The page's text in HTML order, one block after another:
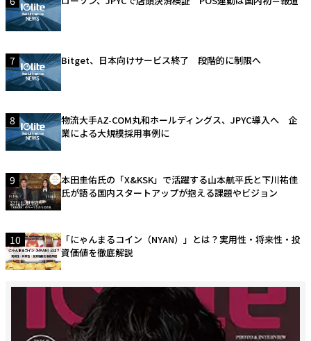
7 Bitget、日本向けサービス終了 段階的に制限へ
8
物流大手AZ-COM丸和ホールディングス、JPYC導入へ 企
業による大規模採用事例に
9
本田圭佑氏の「X&KSK」で活躍する山本航平氏と下川祐佳
氏が語る国内スタートアップが抱える課題やビジョン
10
「にゃんまるコイン（NYAN）」とは？実用性・将来性・投
資価値を徹底解説